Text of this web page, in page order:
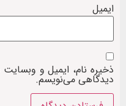
ایمیل
ذخیره نام، ایمیل و وبسایت
دیدگاهی می‌نویسم.